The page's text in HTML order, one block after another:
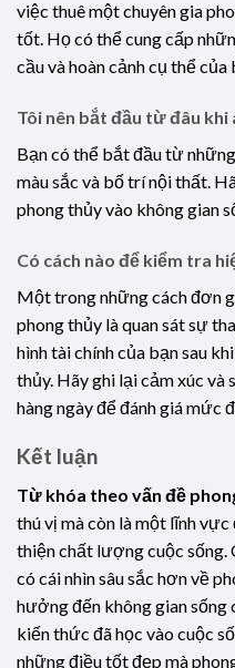
việc thuê một chuyên gia
tốt. Họ có thể cung cấp
cầu và hoàn cảnh cụ thể của
Tôi nên bắt đầu từ đâu
Bạn có thể bắt đầu từ
màu sắc và bố trí nội thất.
phong thủy vào không gian
Có cách nào để kiểm tra
Một trong những cách đơn
phong thủy là quan sát sự
hình tài chính của bạn sau
thủy. Hãy ghi lại cảm xúc và
hàng ngày để đánh giá mức
Kết luận
Từ khóa theo vấn đề
thú vị mà còn là một lĩnh
thiện chất lượng cuộc sống.
có cái nhìn sâu sắc hơn về
hưởng đến không gian sống
kiến thức đã học vào cuộc
những điều tốt đẹp mà